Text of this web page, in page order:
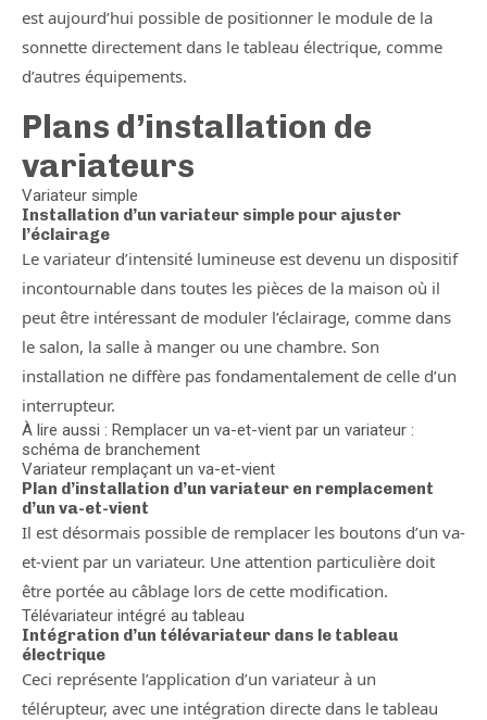
est aujourd’hui possible de positionner le module de la
sonnette directement dans le tableau électrique, comme
d’autres équipements.
Plans d’installation de
variateurs
Variateur simple
Installation d’un variateur simple pour ajuster
l’éclairage
Le variateur d’intensité lumineuse est devenu un dispositif
incontournable dans toutes les pièces de la maison où il
peut être intéressant de moduler l’éclairage, comme dans
le salon, la salle à manger ou une chambre. Son
installation ne diffère pas fondamentalement de celle d’un
interrupteur.
À lire aussi : Remplacer un va-et-vient par un variateur :
schéma de branchement
Variateur remplaçant un va-et-vient
Plan d’installation d’un variateur en remplacement
d’un va-et-vient
Il est désormais possible de remplacer les boutons d’un va-
et-vient par un variateur. Une attention particulière doit
être portée au câblage lors de cette modification.
Télévariateur intégré au tableau
Intégration d’un télévariateur dans le tableau
électrique
Ceci représente l’application d’un variateur à un
télérupteur, avec une intégration directe dans le tableau